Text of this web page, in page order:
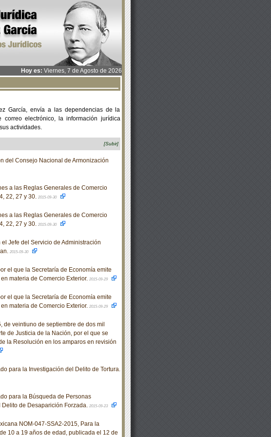
Hoy es: Viernes, 7 de Agosto de 2026
García, envía a las dependencias de la
correo electrónico, la información jurídica
actividades.
[Subir]
del Consejo Nacional de Armonización
a las Reglas Generales de Comercio
22, 27 y 30. 2015-09-30
a las Reglas Generales de Comercio
22, 27 y 30. 2015-09-30
Jefe del Servicio de Administración
2015-09-30
el que la Secretaría de Economía emite
materia de Comercio Exterior. 2015-09-29
el que la Secretaría de Economía emite
materia de Comercio Exterior. 2015-09-29
veintiuno de septiembre de dos mil
de Justicia de la Nación, por el que se
la Resolución en los amparos en revisión
para la Investigación del Delito de Tortura.
para la Búsqueda de Personas
de Desaparición Forzada. 2015-09-23
NOM-047-SSA2-2015, Para la
10 a 19 años de edad, publicada el 12 de